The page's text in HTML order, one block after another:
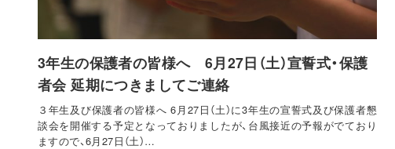
3年生の保護者の皆様へ 6月27日（土）宣誓式・保護
者会 延期につきましてご連絡
３年生及び保護者の皆様へ 6月27日（土）に3年生の宣誓式及び保護者懇
談会を開催する予定となっておりましたが、台風接近の予報がでており
ますので、6月27日（土）…